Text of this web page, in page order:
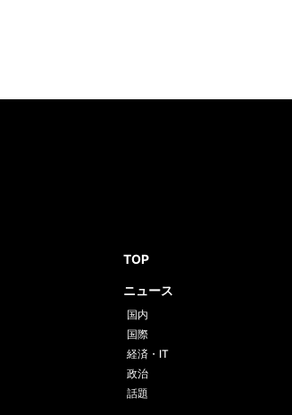
TOP
ニュース
国内
国際
経済・IT
政治
話題